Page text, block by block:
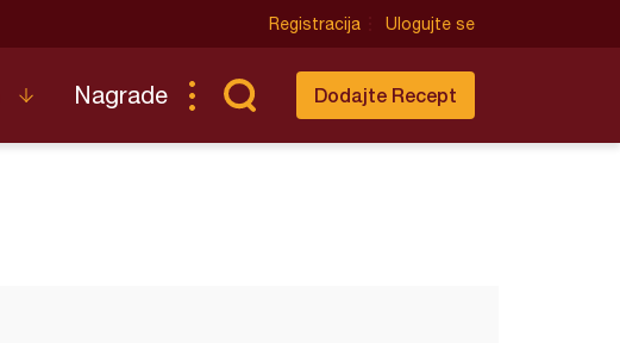
Registracija Ulogujte se
Nagrade Dodajte Recept